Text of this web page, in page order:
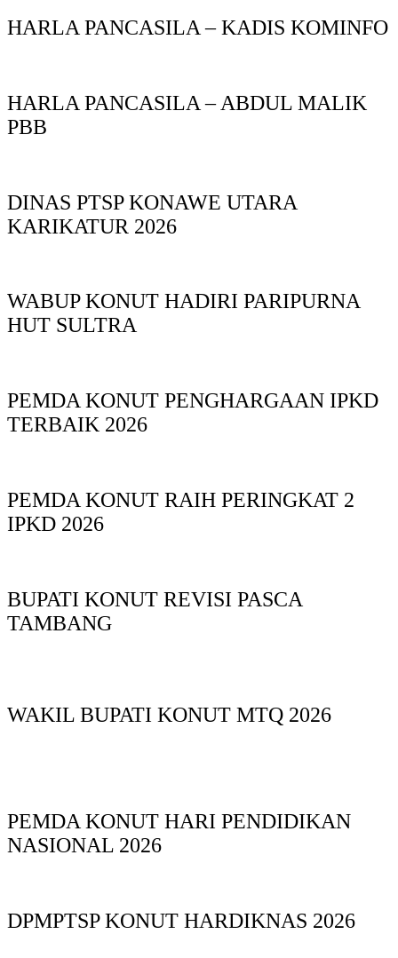
HARLA PANCASILA – KADIS KOMINFO
HARLA PANCASILA – ABDUL MALIK
PBB
DINAS PTSP KONAWE UTARA
KARIKATUR 2026
WABUP KONUT HADIRI PARIPURNA
HUT SULTRA
PEMDA KONUT PENGHARGAAN IPKD
TERBAIK 2026
PEMDA KONUT RAIH PERINGKAT 2
IPKD 2026
BUPATI KONUT REVISI PASCA
TAMBANG
WAKIL BUPATI KONUT MTQ 2026
PEMDA KONUT HARI PENDIDIKAN
NASIONAL 2026
DPMPTSP KONUT HARDIKNAS 2026